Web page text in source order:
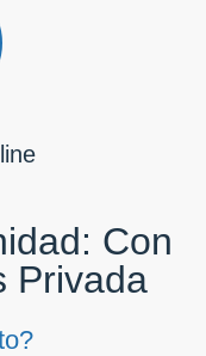
Con
Privada